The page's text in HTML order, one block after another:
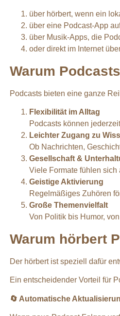
über hörbert, wenn ein
über eine Podcast-App
über Musik-Apps, die
oder direkt im Internet
Warum
Podcasts bieten eine ganze
Flexibilität im Alltag
Podcasts können
Leichter Zugang zu
Ob Nachrichten,
Gesellschaft &
Viele Formate fühlen sich
Geistige Aktivierung
Regelmäßiges Zuhören
Große Themenvielfalt
Von Politik bis Humor,
Warum hörbert
Der hörbert ist speziell dafür
Ein entscheidender Vorteil für
🔄 Automatische